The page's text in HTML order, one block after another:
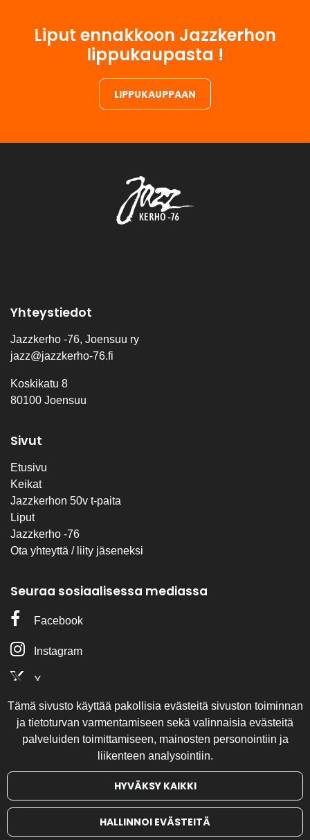
Tämä sivusto käyttää pakollisia evästeitä sivuston toiminnan
ja tietoturvan varmentamiseen sekä valinnaisia evästeitä
palveluiden toimittamiseen, mainosten personointiin ja
liikenteen analysointiin.
HYVÄKSY KAIKKI
HALLINNOI EVÄSTEITÄ
Liput ennakkoon Jazzkerhon
lippukaupasta !
LIPPUKAUPPAAN
Yhteystiedot
Jazzkerho -76, Joensuu ry
jazz@jazzkerho-76.fi
Koskikatu 8
80100 Joensuu
Sivut
Etusivu
Keikat
Jazzkerhon 50v t-paita
Liput
Jazzkerho -76
Ota yhteyttä / liity jäseneksi
Seuraa sosiaalisessa mediassa
Facebook
Instagram
X
Olemme mukana